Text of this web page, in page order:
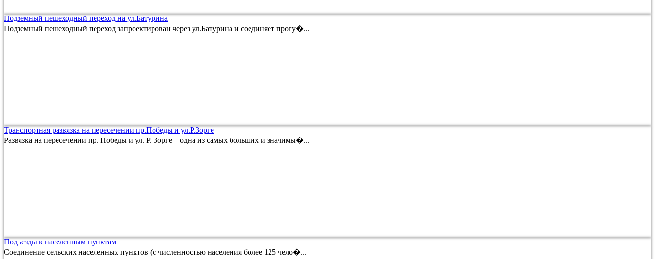
Подземный пешеходный переход на ул.Батурина
Подземный пешеходный переход запроектирован через ул.Батурина и соединяет прогу�...
Транспортная развязка на пересечении пр.Победы и ул.Р.Зорге
Развязка на пересечении пр. Победы и ул. Р. Зорге – одна из самых больших и значимы�...
Подъезды к населенным пунктам
Соединение сельских населенных пунктов (с численностью населения более 125 чело�...